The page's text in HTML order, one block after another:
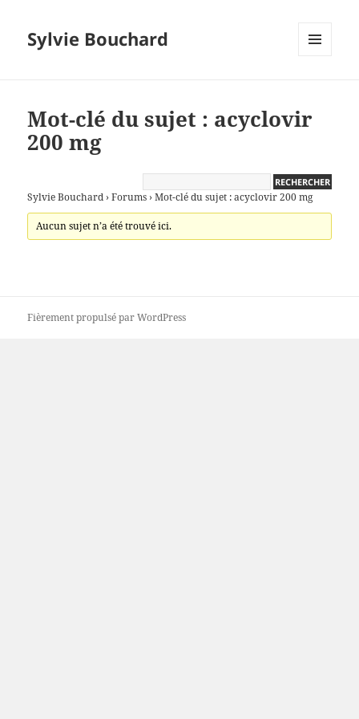
Sylvie Bouchard
Mot-clé du sujet : acyclovir
200 mg
Sylvie Bouchard › Forums › Mot-clé du sujet : acyclovir 200 mg
Aucun sujet n’a été trouvé ici.
Fièrement propulsé par WordPress